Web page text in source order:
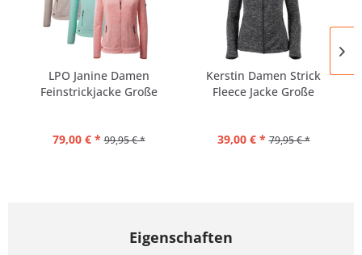
LPO Janine Damen
Feinstrickjacke Große
79,00 € * 99,95 € *
Kerstin Damen Strick
Fleece Jacke Große
39,00 € * 79,95 € *
Eigenschaften